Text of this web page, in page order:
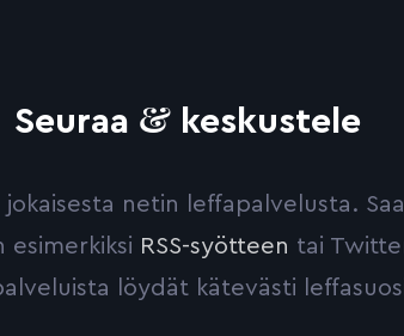
Seuraa & keskustele
netin leffapalvelusta.
esimerkiksi RSS-syötteen tai
löydät kätevästi